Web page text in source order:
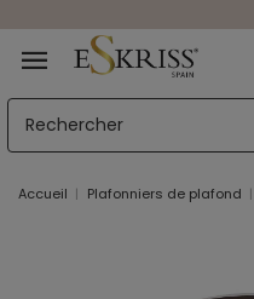
Accueil Plafonniers de plafond